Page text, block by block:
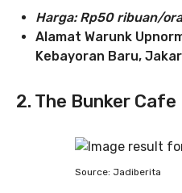
Harga: Rp50 ribuan/
Alamat Warunk
Kebayoran Baru,
2. The Bunker Cafe
Source: Jadiberita